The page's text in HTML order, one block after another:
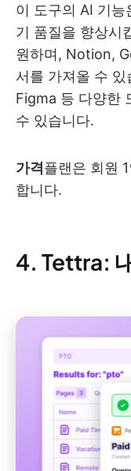
이 도구의 AI 기능
기 품질을 향상시
원하며, Notion,
서를 가져올 수
Figma 등 다양한
수 있습니다.
가격플랜은 회원
합니다.
4. Tettra: